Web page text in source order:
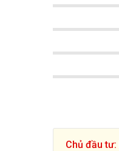
Chủ đầu tư: